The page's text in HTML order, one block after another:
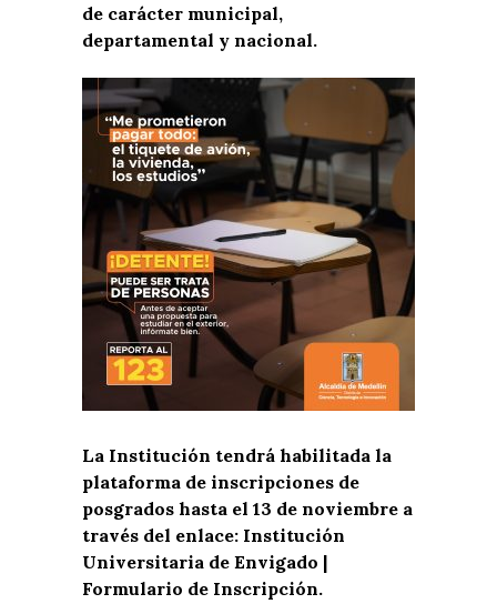
de carácter municipal,
departamental y nacional.
La Institución tendrá habilitada la
plataforma de inscripciones de
posgrados hasta el 13 de noviembre a
través del enlace: Institución
Universitaria de Envigado |
Formulario de Inscripción.